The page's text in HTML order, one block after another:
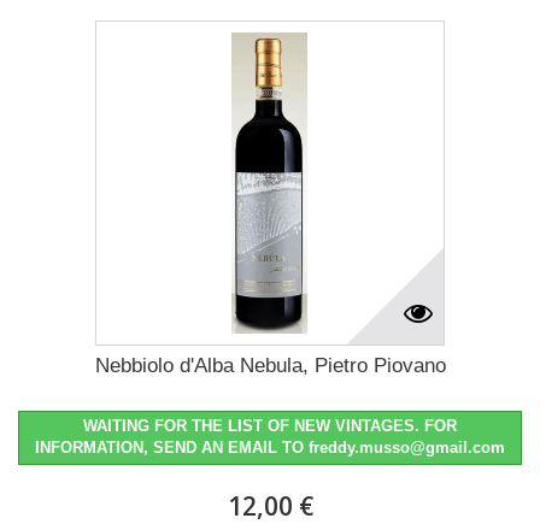
Nebbiolo d'Alba Nebula, Pietro Piovano
WAITING FOR THE LIST OF NEW VINTAGES. FOR
INFORMATION, SEND AN EMAIL TO freddy.musso@gmail.com
12,00 €